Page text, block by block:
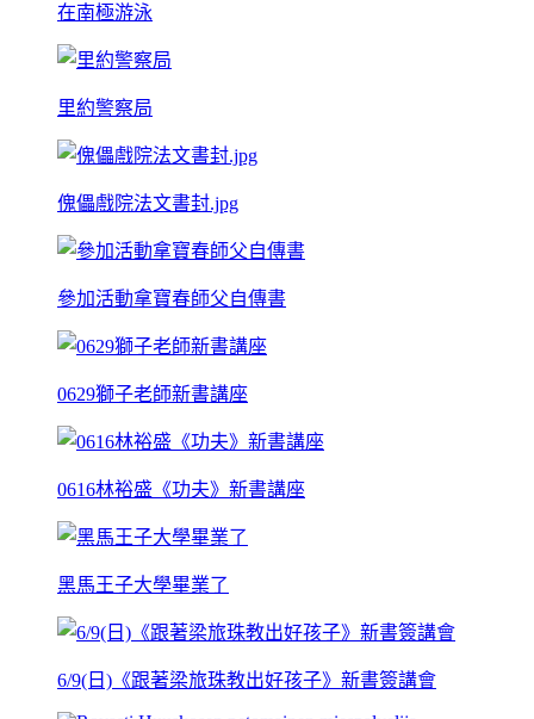
在南極游泳
里約警察局
傀儡戲院法文書封.jpg
參加活動拿寶春師父自傳書
0629獅子老師新書講座
0616林裕盛《功夫》新書講座
黑馬王子大學畢業了
6/9(日)《跟著梁旅珠教出好孩子》新書簽講會